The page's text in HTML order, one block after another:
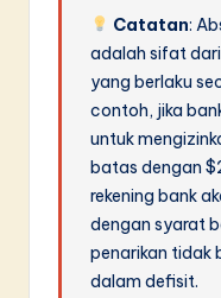
Catatan:
adalah sifat
yang berlaku
contoh, jika
untuk
batas dengan
rekening bank
dengan syarat
penarikan tidak
dalam defisit.